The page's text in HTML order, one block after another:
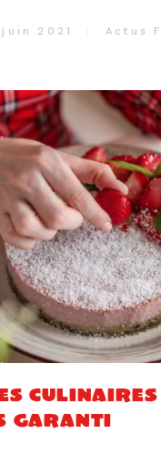
juin 2021 Actus
culinaires
garanti